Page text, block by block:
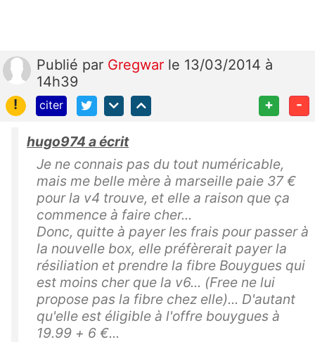
Publié par Gregwar le 13/03/2014 à
14h39
!
citer + -
hugo974 a écrit
Je ne connais pas du tout numéricable,
mais me belle mère à marseille paie 37 €
pour la v4 trouve, et elle a raison que ça
commence à faire cher...
Donc, quitte à payer les frais pour passer à
la nouvelle box, elle préfèrerait payer la
résiliation et prendre la fibre Bouygues qui
est moins cher que la v6... (Free ne lui
propose pas la fibre chez elle)... D'autant
qu'elle est éligible à l'offre bouygues à
19.99 + 6 €...